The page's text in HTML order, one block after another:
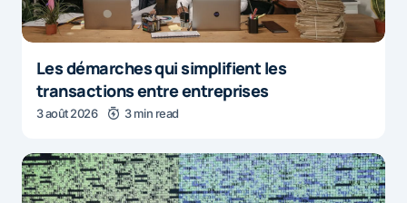
Les démarches qui simplifient les
transactions entre entreprises
3 août 2026 3 min read